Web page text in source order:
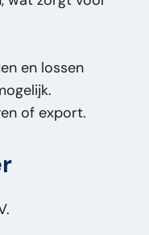
en lossen
of export.